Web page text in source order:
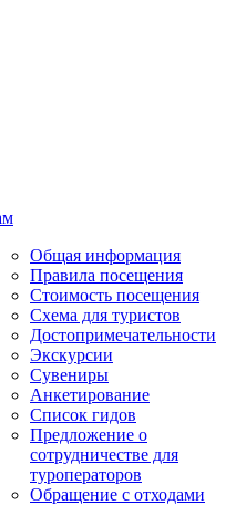
Общая информация
Правила посещения
Стоимость посещения
Схема для туристов
Достопримечательности
Экскурсии
Сувениры
Анкетирование
Список гидов
Предложение о
сотрудничестве для
туроператоров
Обращение с отходами